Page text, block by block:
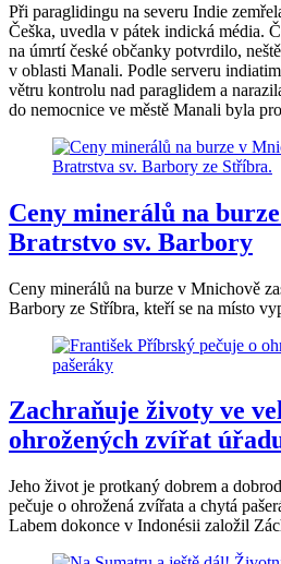
Při paraglidingu na severu Indie
Češka, uvedla v pátek indická média.
na úmrtí české občanky potvrdilo,
v oblasti Manali. Podle serveru
větru kontrolu nad paraglidem a
do nemocnice ve městě Manali byla
Ceny minerálů na
Bratrstvo sv. Barbory
Ceny minerálů na burze v Mnichově
Barbory ze Stříbra, kteří se na místo
Zachraňuje životy ve
ohrožených zvířat
Jeho život je protkaný dobrem a
pečuje o ohrožená zvířata a chytá
Labem dokonce v Indonésii založil